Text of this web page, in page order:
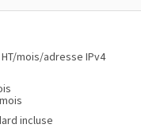
mois/adresse IPv4
incluse